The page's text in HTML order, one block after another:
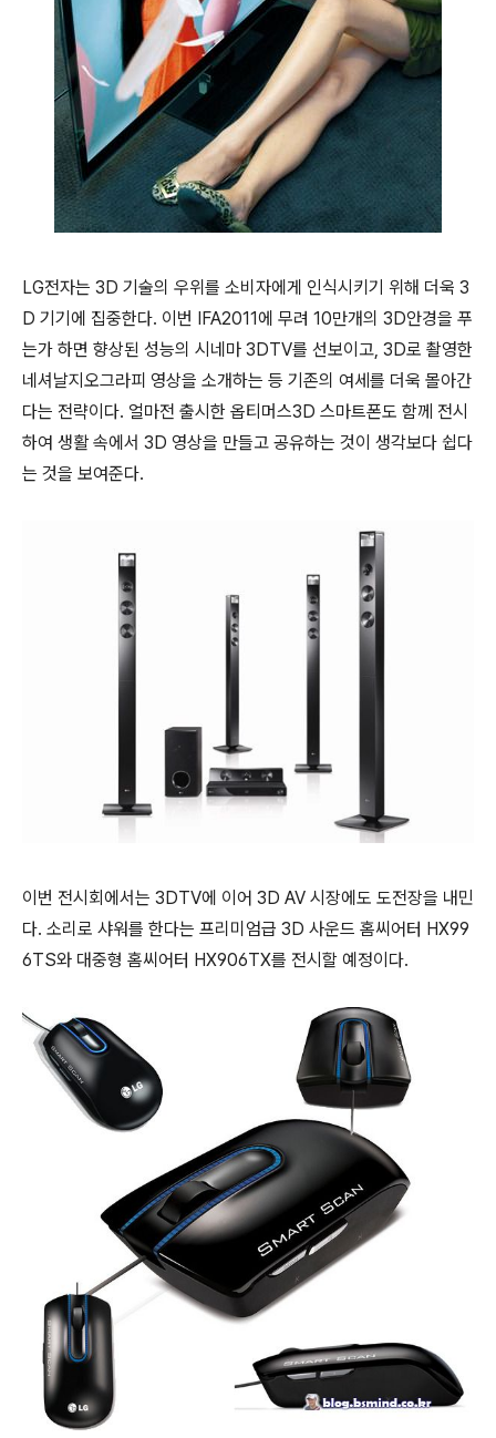
LG전자는 3D 기술의 우위를 소비자에게 인식시키기 위해 더욱 3
D 기기에 집중한다. 이번 IFA2011에 무려 10만개의 3D안경을 푸
는가 하면 향상된 성능의 시네마 3DTV를 선보이고, 3D로 촬영한
네셔날지오그라피 영상을 소개하는 등 기존의 여세를 더욱 몰아간
다는 전략이다. 얼마전 출시한 옵티머스3D 스마트폰도 함께 전시
하여 생활 속에서 3D 영상을 만들고 공유하는 것이 생각보다 쉽다
는 것을 보여준다.
이번 전시회에서는 3DTV에 이어 3D AV 시장에도 도전장을 내민
다. 소리로 샤워를 한다는 프리미엄급 3D 사운드 홈씨어터 HX99
6TS와 대중형 홈씨어터 HX906TX를 전시할 예정이다.